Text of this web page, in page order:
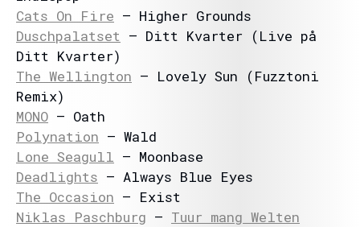
Cats On Fire – Higher Grounds
Duschpalatset – Ditt Kvarter (Live på
Ditt Kvarter)
The Wellington – Lovely Sun (Fuzztoni
Remix)
MONO – Oath
Polynation – Wald
Lone Seagull – Moonbase
Deadlights – Always Blue Eyes
The Occasion – Exist
Niklas Paschburg – Tuur mang Welten